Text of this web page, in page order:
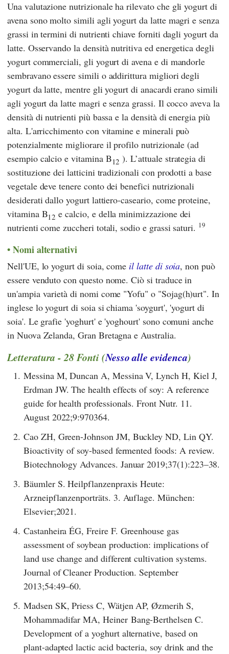
Una valutazione nutrizionale ha rilevato che gli yogurt di
avena sono molto simili agli yogurt da latte magri e senza
grassi in termini di nutrienti chiave forniti dagli yogurt da
latte. Osservando la densità nutritiva ed energetica degli
yogurt commerciali, gli yogurt di avena e di mandorle
sembravano essere simili o addirittura migliori degli
yogurt da latte, mentre gli yogurt di anacardi erano simili
agli yogurt da latte magri e senza grassi. Il cocco aveva la
densità di nutrienti più bassa e la densità di energia più
alta. L'arricchimento con vitamine e minerali può
potenzialmente migliorare il profilo nutrizionale (ad
esempio calcio e vitamina B12 ). L’attuale strategia di
sostituzione dei latticini tradizionali con prodotti a base
vegetale deve tenere conto dei benefici nutrizionali
desiderati dallo yogurt lattiero-caseario, come proteine,
vitamina B12 e calcio, e della minimizzazione dei
nutrienti come zuccheri totali, sodio e grassi saturi. 19
Nomi alternativi
Nell'UE, lo yogurt di soia, come il latte di soia, non può
essere venduto con questo nome. Ciò si traduce in
un'ampia varietà di nomi come "Yofu" o "Sojag(h)urt". In
inglese lo yogurt di soia si chiama 'soygurt', 'yogurt di
soia'. Le grafie 'yoghurt' e 'yoghourt' sono comuni anche
in Nuova Zelanda, Gran Bretagna e Australia.
Letteratura - 28 Fonti (Nesso alle evidenca)
1. Messina M, Duncan A, Messina V, Lynch H, Kiel J,
Erdman JW. The health effects of soy: A reference
guide for health professionals. Front Nutr. 11.
August 2022;9:970364.
2. Cao ZH, Green-Johnson JM, Buckley ND, Lin QY.
Bioactivity of soy-based fermented foods: A review.
Biotechnology Advances. Januar 2019;37(1):223–38.
3. Bäumler S. Heilpflanzenpraxis Heute:
Arzneipflanzenporträts. 3. Auflage. München:
Elsevier;2021.
4. Castanheira ÉG, Freire F. Greenhouse gas
assessment of soybean production: implications of
land use change and different cultivation systems.
Journal of Cleaner Production. September
2013;54:49–60.
5. Madsen SK, Priess C, Wätjen AP, Øzmerih S,
Mohammadifar MA, Heiner Bang-Berthelsen C.
Development of a yoghurt alternative, based on
plant-adapted lactic acid bacteria, soy drink and the